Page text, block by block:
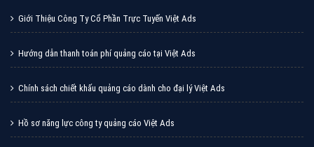
Tìm công ty thiết kế website uy tín, chuyên nghiệp tại
Hà Nội là rất khó cho khách hàng. VietAds xin giới